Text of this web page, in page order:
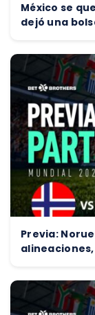
México se
dejó una
Previa:
alineaciones,